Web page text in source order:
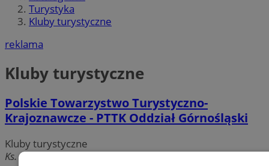
Turystyka
Kluby turystyczne
reklama
Kluby turystyczne
Polskie Towarzystwo Turystyczno-
Krajoznawcze - PTTK Oddział Górnośląski
Kluby turystyczne
Ks. Damrota 8, 40-022 Katowice